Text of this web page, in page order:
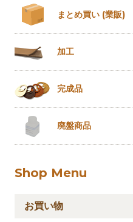
まとめ買い (業販)
加工
完成品
廃盤商品
Shop Menu
お買い物